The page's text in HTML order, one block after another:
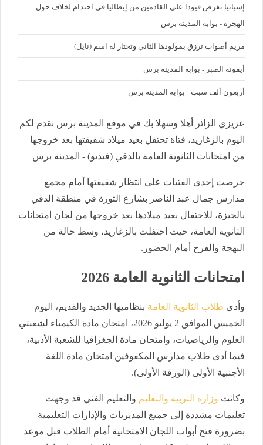
إسبانيا تفرض قيودا على القادمين من إيطاليا في احتدام لخلاف حول
الهجرة - بوابة المدينة برس
مريم أصواب ترزق بمولودها الثاني وتختار له اسم (نايل)
أيقونة الصبر - بوابة المدينة برس
أربعون ألف سبب - بوابة المدينة برس
عزيزي الزائر أهلا وسهلا بك في موقع المدينة برس نقدم لكم
اليوم بالزغاريد، فتاة تحتفل بعيد ميلاد شقيقتها بعد خروجها
من امتحانات الثانوية العامة بالدقي (فيديو) - المدينة برس
حرصت إحدى الفتيات على انتظار شقيقتها أمام مجمع
مدارس جمال عبد الناصر بشارع الثورة في منطقة الدقي
بالجيزة، للاحتفال بعيد ميلادها بعد خروجها من لجان امتحانات
الثانوية العامة، حيث احتفلت بالزغاريد، وسط حالة من
البهجة والفرح أمام الحضور.
امتحانات الثانوية العامة 2026
وأدى طلاب الثانوية العامة بنظاميها الجديد والقديم، اليوم
الخميس الموافق 2 يوليو 2026، امتحان مادة الكيمياء لشعبتي
العلوم والرياضيات، وامتحان مادة الجغرافيا للشعبة الأدبية،
فيما أدى طلاب مدارس المكفوفين امتحان مادة اللغة
الأجنبية الأولى (الورقة الأولى).
وكانت وزارة التربية والتعليم والتعليم الفني قد وجهت
تعليمات مشددة إلى جميع المديريات والإدارات التعليمية
بضرورة فتح أبواب اللجان الامتحانية أمام الطلاب قبل موعد